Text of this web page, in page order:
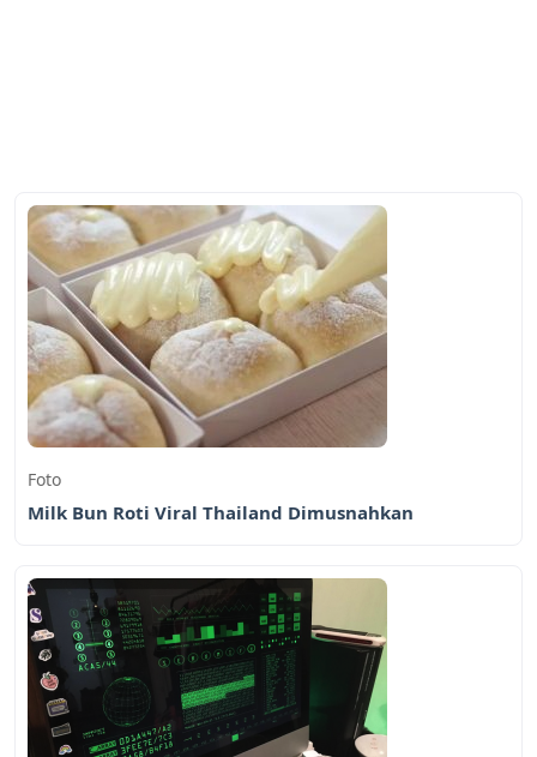
Foto
Milk Bun Roti Viral Thailand Dimusnahkan